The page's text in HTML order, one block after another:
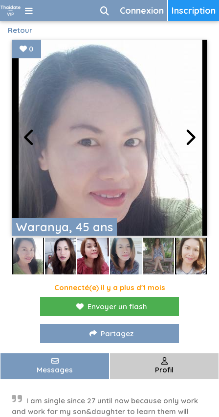
Inscription
Connexion
Retour
Waranya, 45 ans
0
Connecté(e) il y a plus d'1 mois
Envoyer un flash
Partagez
Messages Profil
I am single since 27 until now because only work
and work for my son&daughter to learn them will